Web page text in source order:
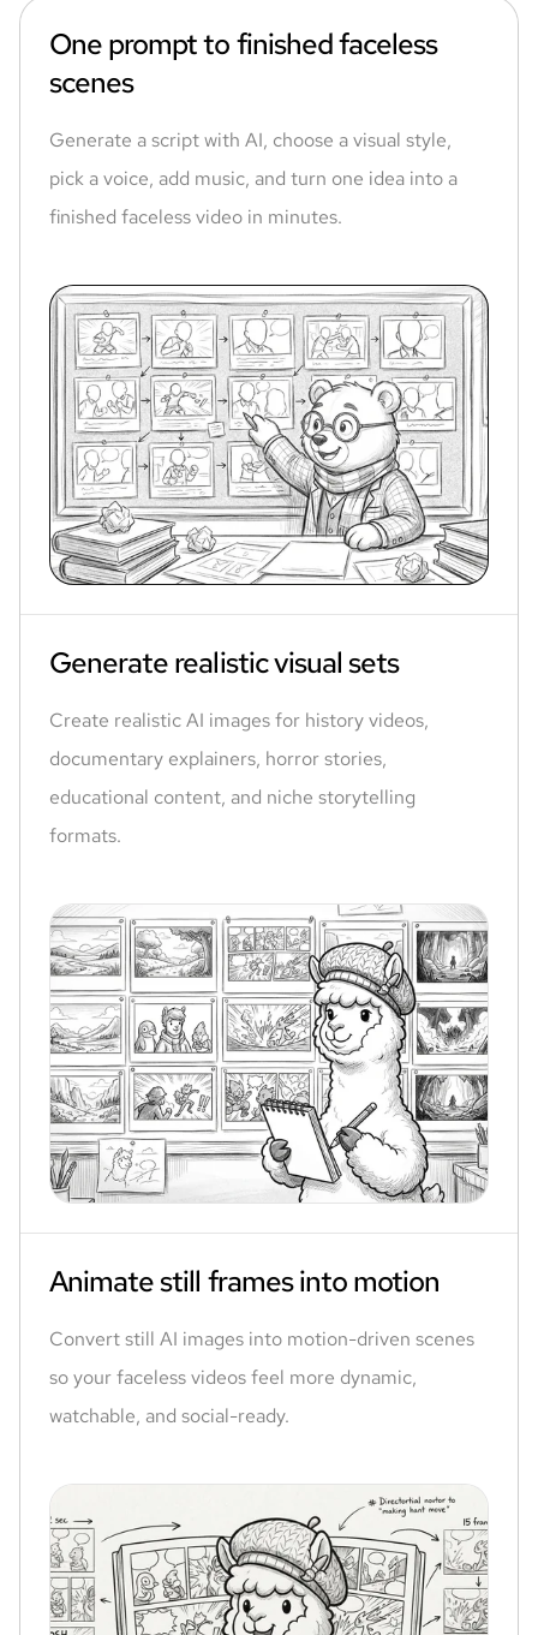
One prompt to finished faceless
scenes
Generate a script with AI, choose a visual style,
pick a voice, add music, and turn one idea into a
finished faceless video in minutes.
Generate realistic visual sets
Create realistic AI images for history videos,
documentary explainers, horror stories,
educational content, and niche storytelling
formats.
Animate still frames into motion
Convert still AI images into motion-driven scenes
so your faceless videos feel more dynamic,
watchable, and social-ready.